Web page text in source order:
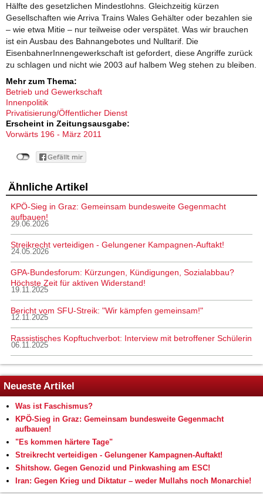
Hälfte des gesetzlichen Mindestlohns. Gleichzeitig kürzen
Gesellschaften wie Arriva Trains Wales Gehälter oder bezahlen sie
– wie etwa Mitie – nur teilweise oder verspätet. Was wir brauchen
ist ein Ausbau des Bahnangebotes und Nulltarif. Die
EisenbahnerInnengewerkschaft ist gefordert, diese Angriffe zurück
zu schlagen und nicht wie 2003 auf halbem Weg stehen zu bleiben.
Mehr zum Thema:
Betrieb und Gewerkschaft
Innenpolitik
Privatisierung/Öffentlicher Dienst
Erscheint in Zeitungsausgabe:
Vorwärts 196 - März 2011
Ähnliche Artikel
KPÖ-Sieg in Graz: Gemeinsam bundesweite Gegenmacht
aufbauen!
29.06.2026
Streikrecht verteidigen - Gelungener Kampagnen-Auftakt!
24.05.2026
GPA-Bundesforum: Kürzungen, Kündigungen, Sozialabbau?
Höchste Zeit für aktiven Widerstand!
19.11.2025
Bericht vom SFU-Streik: "Wir kämpfen gemeinsam!"
12.11.2025
Rassistisches Kopftuchverbot: Interview mit betroffener Schülerin
06.11.2025
Neueste Artikel
Was ist Faschismus?
KPÖ-Sieg in Graz: Gemeinsam bundesweite Gegenmacht
aufbauen!
"Es kommen härtere Tage"
Streikrecht verteidigen - Gelungener Kampagnen-Auftakt!
Shitshow. Gegen Genozid und Pinkwashing am ESC!
Iran: Gegen Krieg und Diktatur – weder Mullahs noch Monarchie!